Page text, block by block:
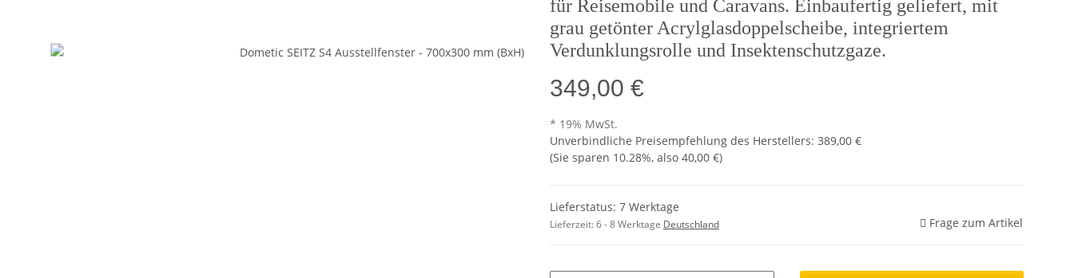
für Reisemobile und Caravans. Einbaufertig geliefert, mit
grau getönter Acrylglasdoppelscheibe, integriertem
Verdunklungsrolle und Insektenschutzgaze.
349,00 €
* 19% MwSt.
Unverbindliche Preisempfehlung des Herstellers: 389,00 €
(Sie sparen 10.28%, also 40,00 €)
Lieferstatus: 7 Werktage
Lieferzeit:6 - 8 Werktage Deutschland Frage zum Artikel